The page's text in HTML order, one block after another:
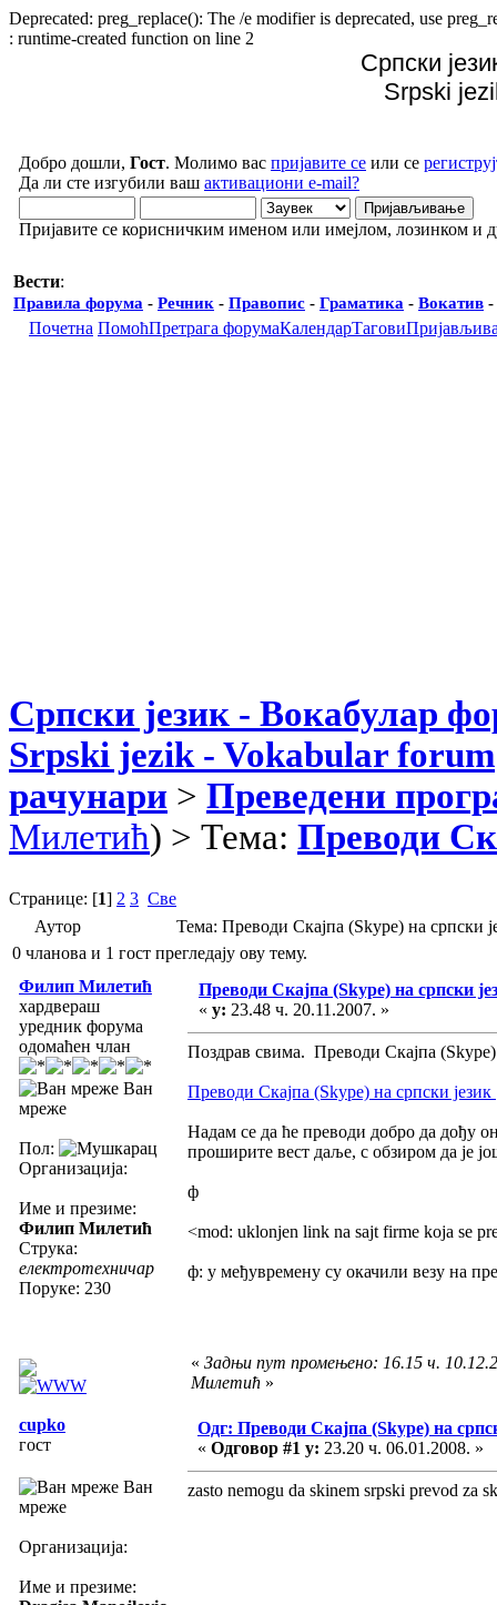
Deprecated: preg_replace(): The /e modifier is deprecated, use
: runtime-created function on line 2
Српски
Srpski
Добро дошли, Гост. Молимо вас пријавите се или се
Да ли сте изгубили ваш активациони e-mail?
Пријавите се корисничким именом или имејлом, лозинком и
Вести:
Правила форума - Речник - Правопис - Граматика - Вокатив -
Почетна ПомоћПретрага форумаКалендарТагови
Српски језик - Вокабулар
Srpski jezik - Vokabular forum
рачунари > Преведени
Милетић) > Тема: Преводи
Странице: [1] 2 3 Све
Аутор
Тема: Преводи Скајпа (Skype) на српски
0 чланова и 1 гост прегледају ову тему.
Филип Милетић
хардвераш
уредник форума
одомаћен члан
Ван
мреже
Пол:
Организација:
Име и презиме:
Филип Милетић
Струка:
електротехничар
Поруке: 230
Преводи Скајпа (Skype) на српски
« у: 23.48 ч. 20.11.2007. »
Поздрав свима. Преводи Скајпа (Skype)
Преводи Скајпа (Skype) на српски
Надам се да ће преводи добро да дођу
проширите вест даље, с обзиром да је
ф
<mod: uklonjen link na sajt firme koja se
ф: у међувремену су окачили везу на
« Задњи пут промењено: 16.15 ч.
Милетић »
cupko
гост
Ван
мреже
Организација:
Име и презиме:
Одг: Преводи Скајпа (Skype) на
« Одговор #1 у: 23.20 ч. 06.01.2008. »
zasto nemogu da skinem srpski prevod za